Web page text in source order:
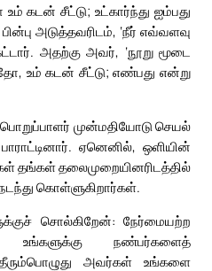
கடன் சீட்டு; உட்கார்ந்து ஐம்பது
அடுத்தவரிடம், ‘நீர் எவ்வளவு
அதற்கு அவர், ‘நூறு மூடை
உம் கடன் சீட்டு; எண்பது என்று
முன்மதியோடு செயல்
ஏனெனில், ஒளியின்
தங்கள் தலைமுறையினரிடத்தில்
கொள்ளுகிறார்கள்.
சொல்கிறேன்: நேர்மையற்ற
நண்பர்களைத்
அவர்கள் உங்களை